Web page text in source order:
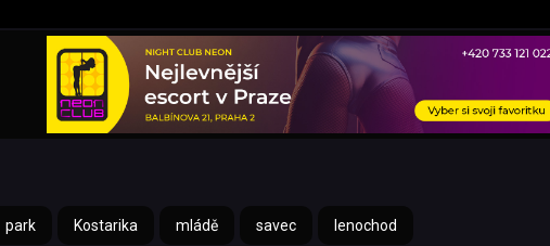
park Kostarika mládě savec lenochod